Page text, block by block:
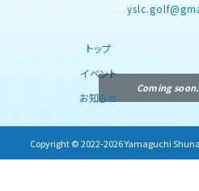
yslc.golf
トップ
イベント
お知らせ
Copyright © 2022-2026 Yamaguchi